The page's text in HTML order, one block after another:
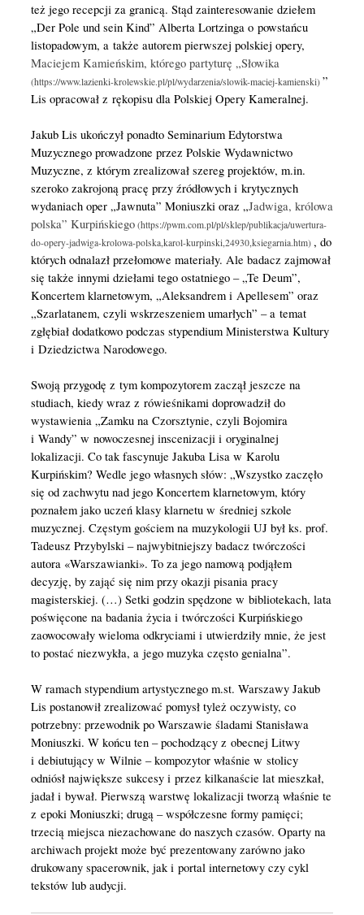
też jego recepcji za granicą. Stąd zainteresowanie dziełem
„Der Pole und sein Kind” Alberta Lortzinga o powstańcu
listopadowym, a także autorem pierwszej polskiej opery,
Maciejem Kamieńskim, którego partyturę „Słowika
”
Lis opracował z rękopisu dla Polskiej Opery Kameralnej.
Jakub Lis ukończył ponadto Seminarium Edytorstwa
Muzycznego prowadzone przez Polskie Wydawnictwo
Muzyczne, z którym zrealizował szereg projektów, m.in.
szeroko zakrojoną pracę przy źródłowych i krytycznych
wydaniach oper „Jawnuta” Moniuszki oraz „Jadwiga, królowa
polska” Kurpińskiego
, do
których odnalazł przełomowe materiały. Ale badacz zajmował
się także innymi dziełami tego ostatniego – „Te Deum”,
Koncertem klarnetowym, „Aleksandrem i Apellesem” oraz
„Szarlatanem, czyli wskrzeszeniem umarłych” – a temat
zgłębiał dodatkowo podczas stypendium Ministerstwa Kultury
i Dziedzictwa Narodowego.
Swoją przygodę z tym kompozytorem zaczął jeszcze na
studiach, kiedy wraz z rówieśnikami doprowadził do
wystawienia „Zamku na Czorsztynie, czyli Bojomira
i Wandy” w nowoczesnej inscenizacji i oryginalnej
lokalizacji. Co tak fascynuje Jakuba Lisa w Karolu
Kurpińskim? Wedle jego własnych słów: „Wszystko zaczęło
się od zachwytu nad jego Koncertem klarnetowym, który
poznałem jako uczeń klasy klarnetu w średniej szkole
muzycznej. Częstym gościem na muzykologii UJ był ks. prof.
Tadeusz Przybylski – najwybitniejszy badacz twórczości
autora «Warszawianki». To za jego namową podjąłem
decyzję, by zająć się nim przy okazji pisania pracy
magisterskiej. (…) Setki godzin spędzone w bibliotekach, lata
poświęcone na badania życia i twórczości Kurpińskiego
zaowocowały wieloma odkryciami i utwierdziły mnie, że jest
to postać niezwykła, a jego muzyka często genialna”.
W ramach stypendium artystycznego m.st. Warszawy Jakub
Lis postanowił zrealizować pomysł tyleż oczywisty, co
potrzebny: przewodnik po Warszawie śladami Stanisława
Moniuszki. W końcu ten – pochodzący z obecnej Litwy
i debiutujący w Wilnie – kompozytor właśnie w stolicy
odniósł największe sukcesy i przez kilkanaście lat mieszkał,
jadał i bywał. Pierwszą warstwę lokalizacji tworzą właśnie te
z epoki Moniuszki; drugą – współczesne formy pamięci;
trzecią miejsca niezachowane do naszych czasów. Oparty na
archiwach projekt może być prezentowany zarówno jako
drukowany spacerownik, jak i portal internetowy czy cykl
tekstów lub audycji.